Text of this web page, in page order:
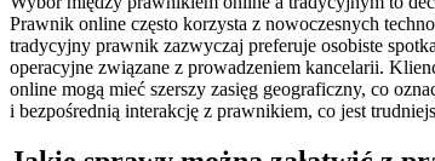
Prawnik online często korzysta z nowoczesnych
tradycyjny prawnik zazwyczaj preferuje osobiste
operacyjne związane z prowadzeniem kancelarii.
online mogą mieć szerszy zasięg geograficzny, co
i bezpośrednią interakcję z prawnikiem, co jest